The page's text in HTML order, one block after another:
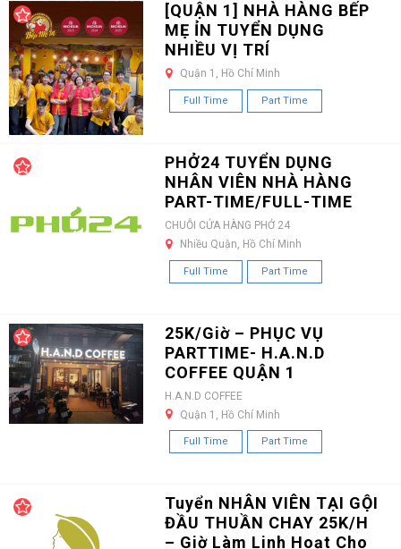
[QUẬN 1] NHÀ HÀNG BẾP
MẸ ỈN TUYỂN DỤNG
NHIỀU VỊ TRÍ
Quận 1, Hồ Chí Minh
Full Time Part Time
PHỞ24 TUYỂN DỤNG
NHÂN VIÊN NHÀ HÀNG
PART-TIME/FULL-TIME
CHUỖI CỬA HÀNG PHỞ 24
Nhiều Quận, Hồ Chí Minh
Full Time Part Time
25K/Giờ – PHỤC VỤ
PARTTIME- H.A.N.D
COFFEE QUẬN 1
H.A.N.D COFFEE
Quận 1, Hồ Chí Minh
Full Time Part Time
Tuyển NHÂN VIÊN TẠI GỘI
ĐẦU THUẦN CHAY 25K/H
– Giờ Làm Linh Hoạt Cho